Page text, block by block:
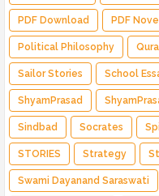
PDF Download PDF
Political Philosophy
Sailor Stories School
ShyamPrasad
Sindbad Socrates
STORIES Strategy
Swami Dayanand Saraswati